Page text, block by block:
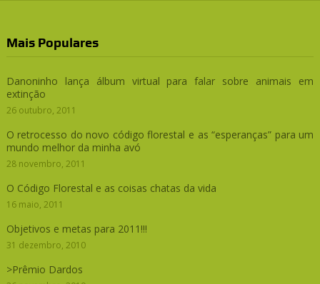
Mais Populares
Danoninho lança álbum virtual para falar sobre animais em
extinção
26 outubro, 2011
O retrocesso do novo código florestal e as “esperanças” para um
mundo melhor da minha avó
28 novembro, 2011
O Código Florestal e as coisas chatas da vida
16 maio, 2011
Objetivos e metas para 2011!!!
31 dezembro, 2010
>Prêmio Dardos